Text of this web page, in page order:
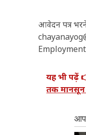
आवेदन पत्र
यह भी पढ़ें
तक मानसून